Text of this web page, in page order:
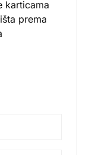
karticama
prema